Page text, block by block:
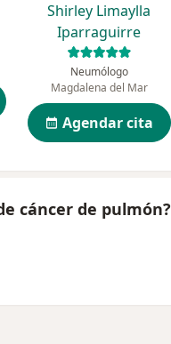
Shirley Limaylla
Iparraguirre
Neumólogo
Magdalena del Mar
Agendar cita
cáncer de pulmón?